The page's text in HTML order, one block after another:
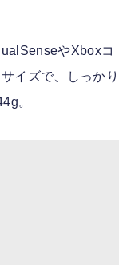
やXboxコ
イズで、しっかり
。